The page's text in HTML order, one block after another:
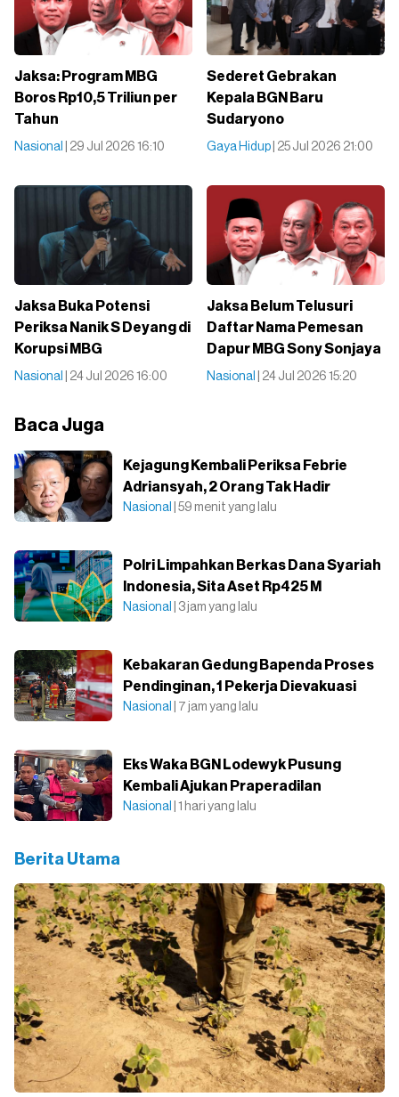
Jaksa: Program MBG
Boros Rp10,5 Triliun per
Tahun
Nasional | 29 Jul 2026 16:10
Sederet Gebrakan
Kepala BGN Baru
Sudaryono
Gaya Hidup | 25 Jul 2026 21:00
Jaksa Buka Potensi
Periksa Nanik S Deyang di
Korupsi MBG
Nasional | 24 Jul 2026 16:00
Jaksa Belum Telusuri
Daftar Nama Pemesan
Dapur MBG Sony Sonjaya
Nasional | 24 Jul 2026 15:20
Baca Juga
Kejagung Kembali Periksa Febrie
Adriansyah, 2 Orang Tak Hadir
Nasional | 59 menit yang lalu
Polri Limpahkan Berkas Dana Syariah
Indonesia, Sita Aset Rp425 M
Nasional | 3 jam yang lalu
Kebakaran Gedung Bapenda Proses
Pendinginan, 1 Pekerja Dievakuasi
Nasional | 7 jam yang lalu
Eks Waka BGN Lodewyk Pusung
Kembali Ajukan Praperadilan
Nasional | 1 hari yang lalu
Berita Utama